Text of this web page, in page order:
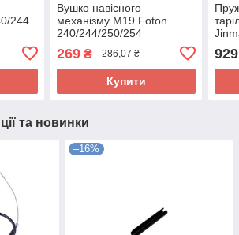
244
Вушко навісного
механізму М19 Foton
240/244/250/254
269₴ 286,07 ₴
Купити
929
та новинки
–16%